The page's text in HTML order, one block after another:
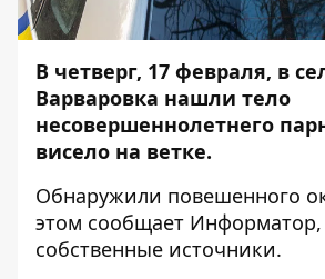
В четверг, 17 февраля, в
Варваровка нашли тело
несовершеннолетнего
висело на ветке.
Обнаружили повешенного
этом сообщает Информатор
собственные источники.